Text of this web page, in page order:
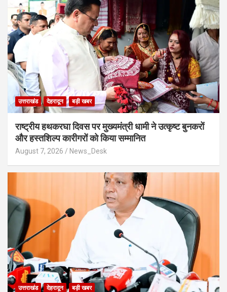
उत्तराखंड देहरादून बड़ी खबर
राष्ट्रीय हथकरघा दिवस पर मुख्यमंत्री धामी ने उत्कृष्ट बुनकरों
और हस्तशिल्प कारीगरों को किया सम्मानित
August 7, 2026 News_Desk
उत्तराखंड देहरादून बड़ी खबर